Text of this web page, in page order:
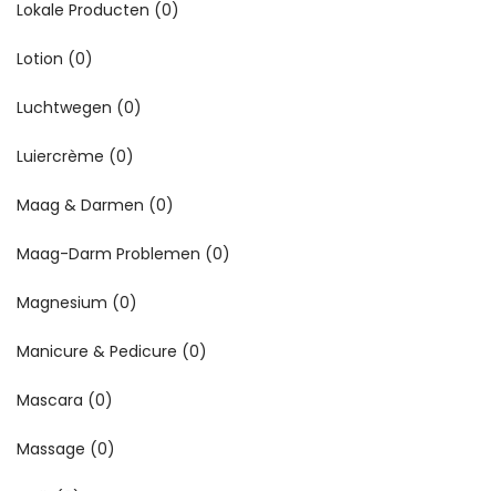
Lokale Producten (0)
Lotion (0)
Luchtwegen (0)
Luiercrème (0)
Maag & Darmen (0)
Maag-Darm Problemen (0)
Magnesium (0)
Manicure & Pedicure (0)
Mascara (0)
Massage (0)